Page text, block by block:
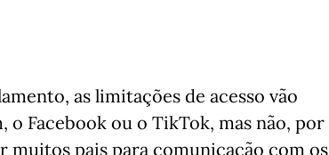
as limitações de acesso vão
Facebook ou o TikTok, mas não, por
muitos pais para comunicação com os